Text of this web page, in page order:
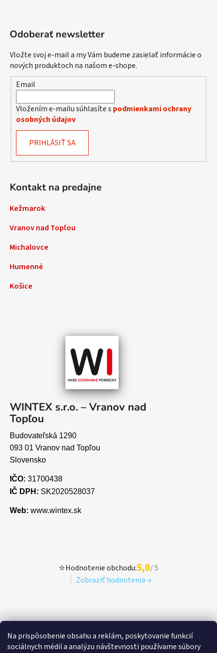
Na prispôsobenie obsahu a reklám, poskytovanie funkcií
sociálnych médií a analýzu návštevnosti používame súbory
s
u
Odoberať newsletter
Vložte svoj e-mail a my Vám budeme zasielať informácie o
nových produktoch na našom e-shope.
Email
Vložením e-mailu súhlasíte s podmienkami ochrany
osobných údajov
PRIHLÁSIŤ SA
Kontakt na predajne
Kežmarok
Vranov nad Topľou
Michalovce
Humenné
Košice
WINTEX s.r.o. – Vranov nad
Topľou
Budovateľská 1290
093 01 Vranov nad Topľou
Slovensko
IČO: 31700438
IČ DPH: SK2020528037
Web: www.wintex.sk
⭐Hodnotenie obchodu:5,0/ 5
Zobraziť hodnotenia →